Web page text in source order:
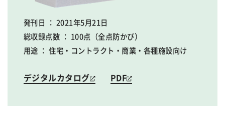
発刊日 ： 2021年5月21日
総収録点数 ： 100点（全点防かび）
用途 ： 住宅・コントラクト・商業・各種施設向け
デジタルカタログ PDF